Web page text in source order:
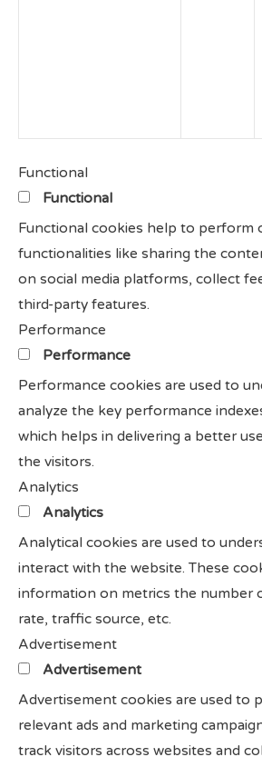
Functional
Functional
Functional cookies help to perform
functionalities like sharing the
on social media platforms, collect
third-party features.
Performance
Performance
Performance cookies are used to
analyze the key performance
which helps in delivering a better
the visitors.
Analytics
Analytics
Analytical cookies are used to
interact with the website. These
information on metrics the number
rate, traffic source, etc.
Advertisement
Advertisement
Advertisement cookies are used to
relevant ads and marketing
track visitors across websites and